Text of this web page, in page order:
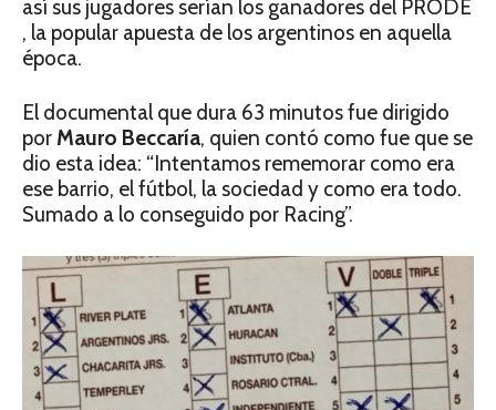
así sus jugadores serían los ganadores del PRODE
, la popular apuesta de los argentinos en aquella
época.
El documental que dura 63 minutos fue dirigido
por Mauro Beccaría, quien contó como fue que se
dio esta idea: “Intentamos rememorar como era
ese barrio, el fútbol, la sociedad y como era todo.
Sumado a lo conseguido por Racing”.